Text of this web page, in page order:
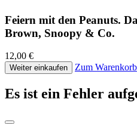
Feiern mit den Peanuts.
Brown, Snoopy & Co.
12,00 €
Weiter einkaufen Zum Warenkorb
Es ist ein Fehler